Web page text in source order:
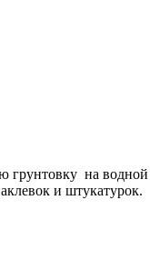
на
и штукатурок.